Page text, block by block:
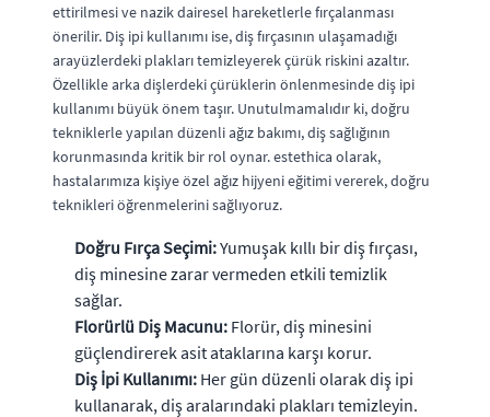
ettirilmesi ve nazik dairesel hareketlerle fırçalanması
önerilir. Diş ipi kullanımı ise, diş fırçasının ulaşamadığı
arayüzlerdeki plakları temizleyerek çürük riskini azaltır.
Özellikle arka dişlerdeki çürüklerin önlenmesinde diş ipi
kullanımı büyük önem taşır. Unutulmamalıdır ki, doğru
tekniklerle yapılan düzenli ağız bakımı, diş sağlığının
korunmasında kritik bir rol oynar. estethica olarak,
hastalarımıza kişiye özel ağız hijyeni eğitimi vererek, doğru
teknikleri öğrenmelerini sağlıyoruz.
Doğru Fırça Seçimi:Yumuşak kıllı bir diş fırçası,
diş minesine zarar vermeden etkili temizlik
sağlar.
Florürlü Diş Macunu: Florür, diş minesini
güçlendirerek asit ataklarına karşı korur.
Diş İpi Kullanımı: Her gün düzenli olarak diş ipi
kullanarak, diş aralarındaki plakları temizleyin.